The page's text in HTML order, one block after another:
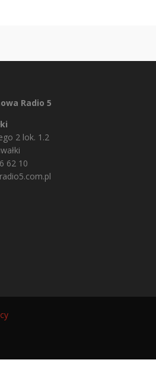
Radio 5
2 lok. 1.2
62 10